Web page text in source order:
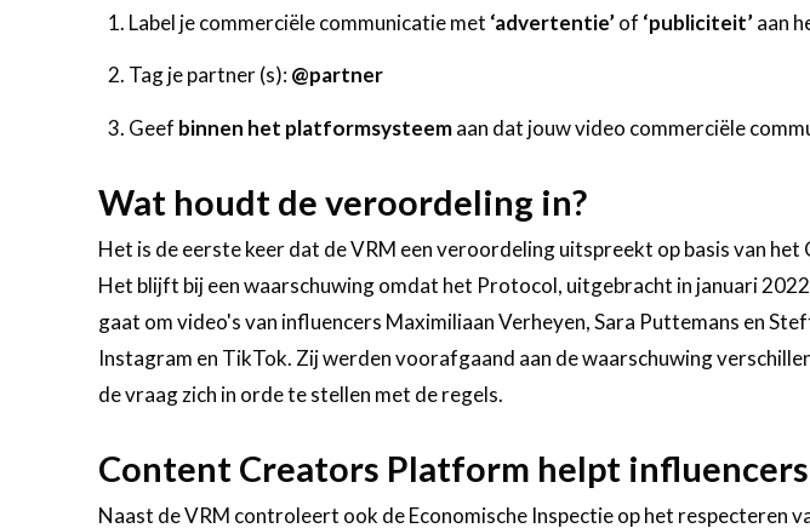
Label je commerciële communicatie met ‘advertentie’of ‘publiciteit’aan
Tag je partner (s):@partner
Geef binnen het platformsysteemaan dat jouw video commerciële
Wat houdt de veroordeling in?
Het is de eerste keer dat de VRM een veroordeling uitspreekt op basis van
Het blijft bij een waarschuwing omdat het Protocol, uitgebracht in januari
gaat om video's van influencers Maximiliaan Verheyen, Sara Puttemans en
Instagram en TikTok. Zij werden voorafgaand aan de waarschuwing
de vraag zich in orde te stellen met de regels.
Content Creators Platform helpt influencers
Naast de VRM controleert ook de Economische Inspectie op het respecteren